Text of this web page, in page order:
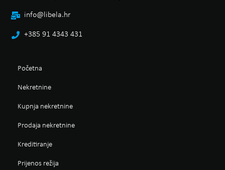
info@libela.hr
+385 91 4343 431
Početna
Nekretnine
Kupnja nekretnine
Prodaja nekretnine
Kreditiranje
Prijenos režija